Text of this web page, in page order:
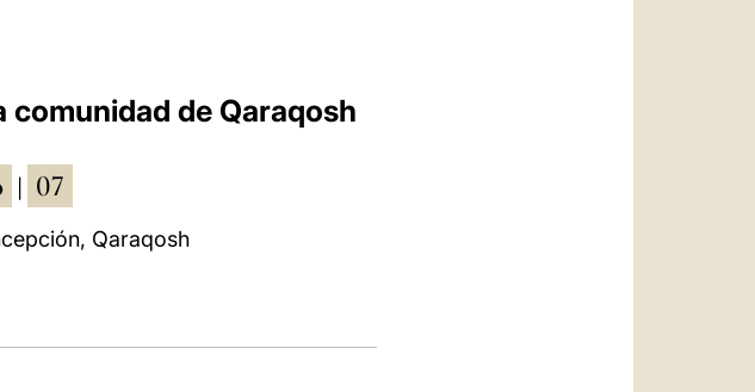
comunidad de Qaraqosh
07
Qaraqosh